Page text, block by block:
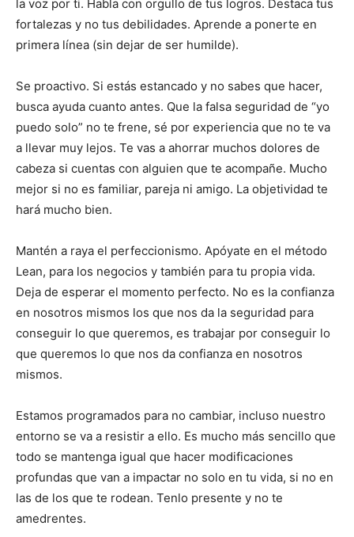
la voz por ti. Habla con orgullo de tus logros. Destaca tus
fortalezas y no tus debilidades. Aprende a ponerte en
primera línea (sin dejar de ser humilde).
Se proactivo. Si estás estancado y no sabes que hacer,
busca ayuda cuanto antes. Que la falsa seguridad de “yo
puedo solo” no te frene, sé por experiencia que no te va
a llevar muy lejos. Te vas a ahorrar muchos dolores de
cabeza si cuentas con alguien que te acompañe. Mucho
mejor si no es familiar, pareja ni amigo. La objetividad te
hará mucho bien.
Mantén a raya el perfeccionismo. Apóyate en el método
Lean, para los negocios y también para tu propia vida.
Deja de esperar el momento perfecto. No es la confianza
en nosotros mismos los que nos da la seguridad para
conseguir lo que queremos, es trabajar por conseguir lo
que queremos lo que nos da confianza en nosotros
mismos.
Estamos programados para no cambiar, incluso nuestro
entorno se va a resistir a ello. Es mucho más sencillo que
todo se mantenga igual que hacer modificaciones
profundas que van a impactar no solo en tu vida, si no en
las de los que te rodean. Tenlo presente y no te
amedrentes.